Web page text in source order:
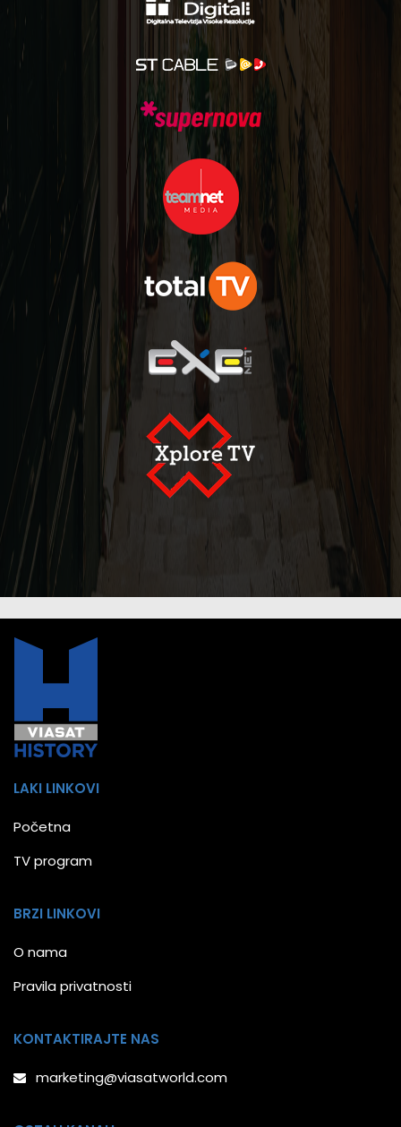
LAKI LINKOVI
Početna
TV program
BRZI LINKOVI
O nama
Pravila privatnosti
KONTAKTIRAJTE NAS
marketing@viasatworld.com